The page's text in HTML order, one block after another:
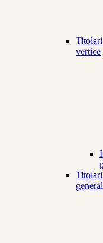
vertice